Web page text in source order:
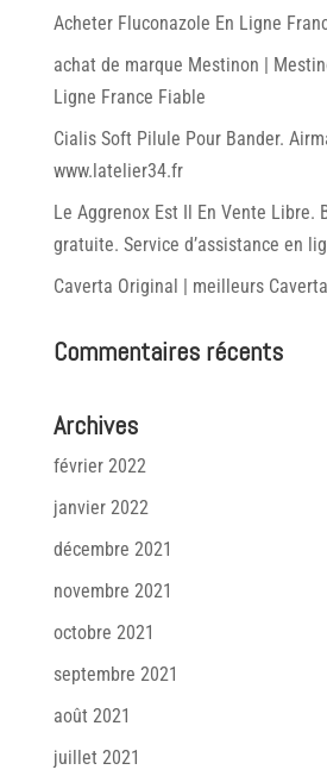
Acheter Fluconazole En Ligne
achat de marque Mestinon |
Ligne France Fiable
Cialis Soft Pilule Pour Bander.
www.latelier34.fr
Le Aggrenox Est Il En Vente Libre.
gratuite. Service d’assistance en
Caverta Original | meilleurs
Commentaires récents
Archives
février 2022
janvier 2022
décembre 2021
novembre 2021
octobre 2021
septembre 2021
août 2021
juillet 2021